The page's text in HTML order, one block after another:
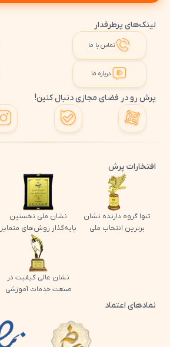
لینک‌های پرطرفدار
تماس با ما
درباره ما
پرش رو در فضای مجازی دنبال کنین!
افتخارات پرش
تنها گروه دارنده نشان
برترین انتخاب ملی
نشان ملی نخستین
پایه‌گذار روش‌های متمایز
نشان عالی کیفیت در
صنعت خدمات آموزشی
نمادهای اعتماد